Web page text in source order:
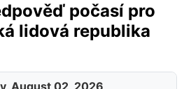
počasí pro
lidová republika
August 02, 2026